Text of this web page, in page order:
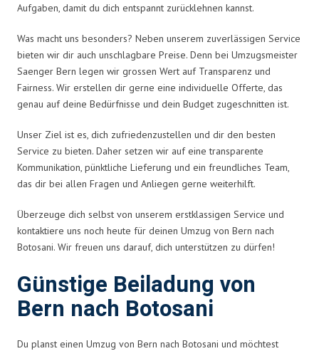
Aufgaben, damit du dich entspannt zurücklehnen kannst.
Was macht uns besonders? Neben unserem zuverlässigen Service
bieten wir dir auch unschlagbare Preise. Denn bei Umzugsmeister
Saenger Bern legen wir grossen Wert auf Transparenz und
Fairness. Wir erstellen dir gerne eine individuelle Offerte, das
genau auf deine Bedürfnisse und dein Budget zugeschnitten ist.
Unser Ziel ist es, dich zufriedenzustellen und dir den besten
Service zu bieten. Daher setzen wir auf eine transparente
Kommunikation, pünktliche Lieferung und ein freundliches Team,
das dir bei allen Fragen und Anliegen gerne weiterhilft.
Überzeuge dich selbst von unserem erstklassigen Service und
kontaktiere uns noch heute für deinen Umzug von Bern nach
Botosani. Wir freuen uns darauf, dich unterstützen zu dürfen!
Günstige Beiladung von
Bern nach Botosani
Du planst einen Umzug von Bern nach Botosani und möchtest